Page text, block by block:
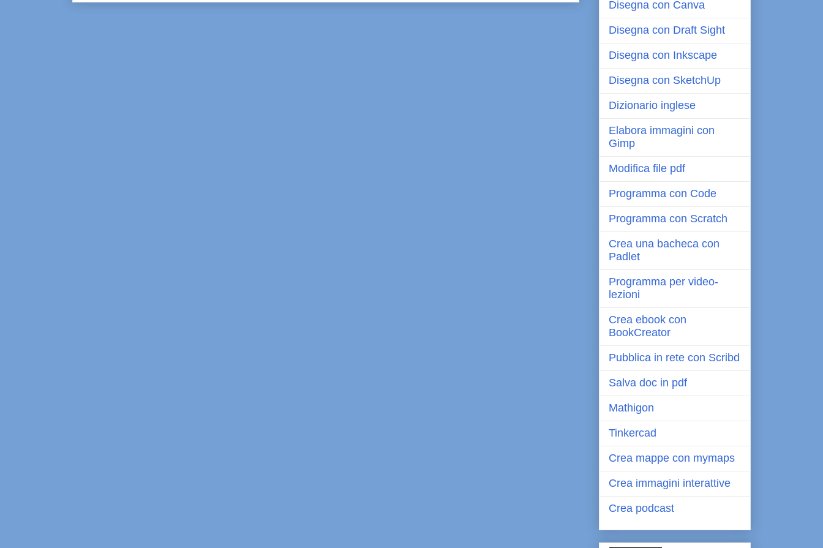
Disegna con Canva
Disegna con Draft Sight
Disegna con Inkscape
Disegna con SketchUp
Dizionario inglese
Elabora immagini con
Gimp
Modifica file pdf
Programma con Code
Programma con Scratch
Crea una bacheca con
Padlet
Programma per video-
lezioni
Crea ebook con
BookCreator
Pubblica in rete con Scribd
Salva doc in pdf
Mathigon
Tinkercad
Crea mappe con mymaps
Crea immagini interattive
Crea podcast